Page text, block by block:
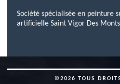
Société spécialisée en peinture
artificielle Saint Vigor Des
©2026 TOUS